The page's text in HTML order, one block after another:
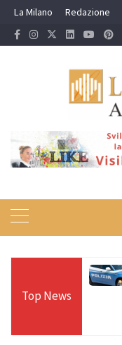
Skip
content
La Milano Redazione
Top News
ore sulle Alpi:
Cervino e